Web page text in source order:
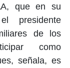
que en su
presidente
de los
como
señala, es